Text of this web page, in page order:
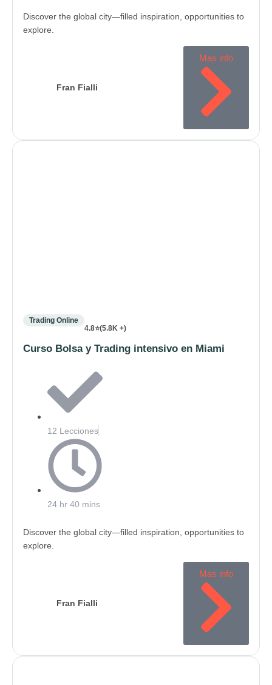
Discover the global city—filled inspiration, opportunities to
explore.
Fran Fialli
Mas info
Trading Online
4.8⭐(5.8K +)
Curso Bolsa y Trading intensivo en Miami
12 Lecciones
24 hr 40 mins
Discover the global city—filled inspiration, opportunities to
explore.
Fran Fialli
Mas info